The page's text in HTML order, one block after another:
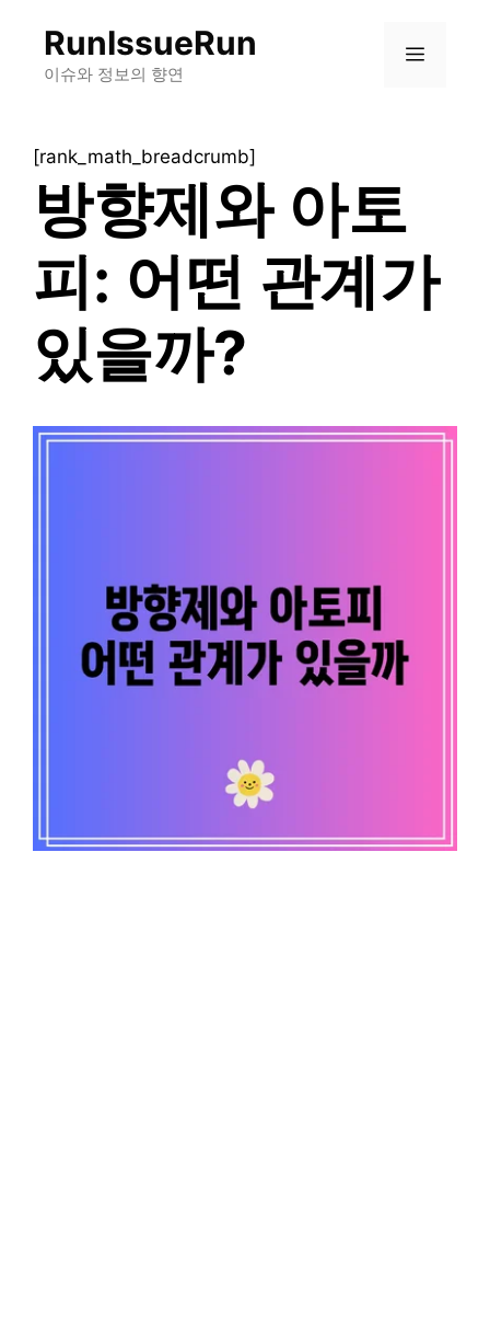
RunIssueRun
이슈와 정보의 향연
메
[rank_math_breadcrumb]
방향제와 아토
피: 어떤 관계가
있을까?